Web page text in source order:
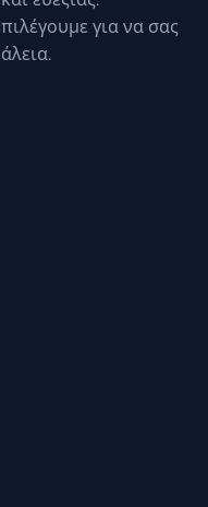
για να σας